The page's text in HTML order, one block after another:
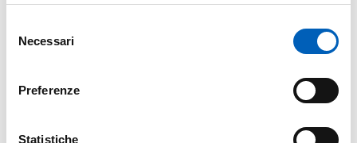
delNecessari
Preferenze
Statistiche